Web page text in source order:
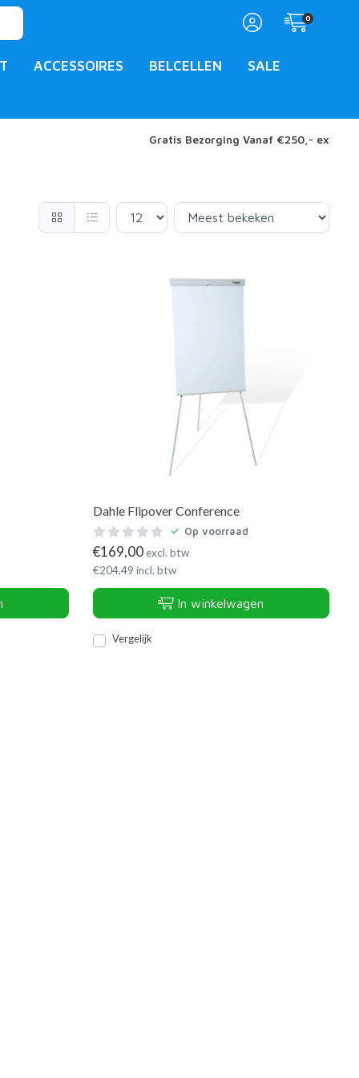
0
ACCESSOIRES BELCELLEN SALE
Gratis Bezorging Vanaf €250,- ex
Dahle Flipover Conference
Op voorraad
€169,00excl. btw
€204,49 incl. btw
In winkelwagen
Vergelijk